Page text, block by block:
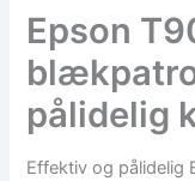
Epson
pålidelig
Effektiv og pålidelig